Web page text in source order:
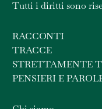
Tutti i diritti sono
RACCONTI
TRACCE
STRETTAMENTE
PENSIERI E